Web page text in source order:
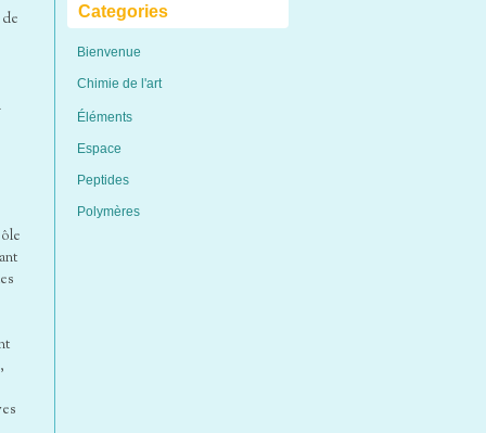
Categories
Bienvenue
Chimie de l'art
Éléments
Espace
Peptides
Polymères